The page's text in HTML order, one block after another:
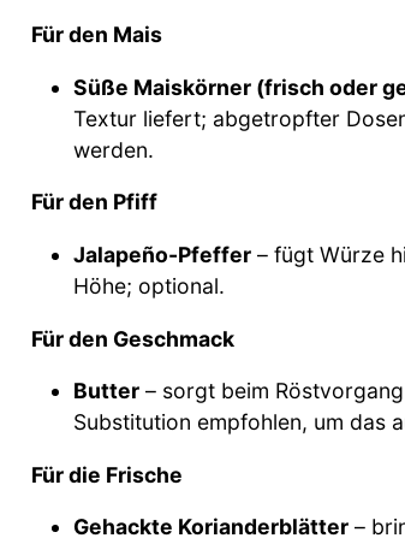
Für den Mais
Süße Maiskörner (frisch oder
Textur liefert; abgetropfter
werden.
Für den Pfiff
Jalapeño-Pfeffer – fügt Würze
Höhe; optional.
Für den Geschmack
Butter – sorgt beim
Substitution empfohlen, um das
Für die Frische
Gehackte Korianderblätter –